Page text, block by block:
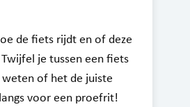
de fiets rijdt en of deze
je tussen een fiets
of het de juiste
voor een proefrit!